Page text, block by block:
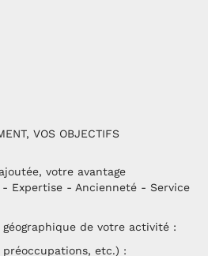
VOS OBJECTIFS
votre avantage
Expertise - Ancienneté - Service
de votre activité :
préoccupations, etc.) :